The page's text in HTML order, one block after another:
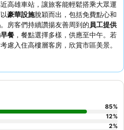
高雄車站，讓旅客能輕鬆搭乘大眾運
豪華設施脫穎而出，包括免費點心和
。房客們持續讚揚友善周到的員工提供
餐 ，餐點選擇多樣，供應至中午。若
慮入住高樓層客房，欣賞市區美景。
85%
12%
2%